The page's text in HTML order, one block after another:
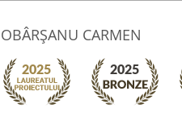
OBÂRŞANU CARMEN